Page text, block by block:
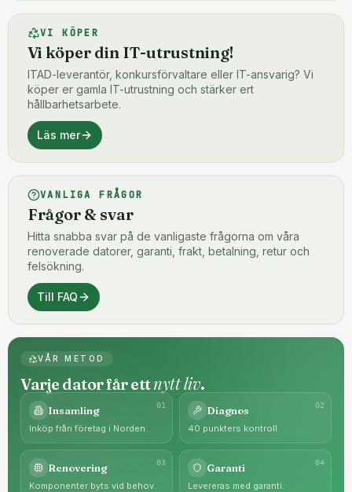
VI KÖPER
Vi köper din IT-utrustning!
ITAD-leverantör, konkursförvaltare eller IT-ansvarig? Vi
köper er gamla IT-utrustning och stärker ert
hållbarhetsarbete.
Läs mer
VANLIGA FRÅGOR
Frågor & svar
Hitta snabba svar på de vanligaste frågorna om våra
renoverade datorer, garanti, frakt, betalning, retur och
felsökning.
Till FAQ
VÅR METOD
Varje dator får ettnytt liv.
01
Insamling
Inköp från företag i Norden.
02
Diagnos
40 punkters kontroll.
03
Renovering
Komponenter byts vid behov.
04
Garanti
Levereras med garanti.